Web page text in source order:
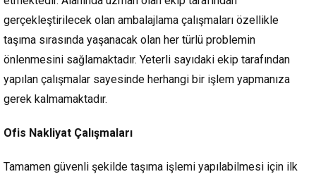
gerçekleştirilecek olan ambalajlama çalışmaları özellikle
taşıma sırasında yaşanacak olan her türlü problemin
önlenmesini sağlamaktadır. Yeterli sayıdaki ekip tarafından
yapılan çalışmalar sayesinde herhangi bir işlem yapmanıza
gerek kalmamaktadır.
Ofis Nakliyat Çalışmaları
Tamamen güvenli şekilde taşıma işlemi yapılabilmesi için ilk